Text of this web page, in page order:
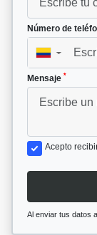
Número de
▼
Mensaje *
Acepto
Al enviar tus datos